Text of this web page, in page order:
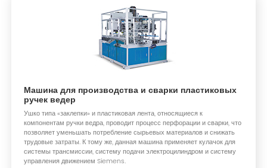
Машина для производства и сварки пластиковых
ручек ведер
Ушко типа «заклепки» и пластиковая лента, относящиеся к
компонентам ручки ведра, проводит процесс перфорации и сварки, что
позволяет уменьшать потребление сырьевых материалов и снижать
трудовые затраты. К тому же, данная машина применяет кулачок для
системы трансмиссии, систему подачи электроцилиндром и систему
управления движением Siemens.